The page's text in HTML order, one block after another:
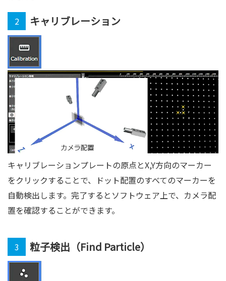
2 キャリブレーション
キャリブレーションプレートの原点とX,Y方向のマーカー
をクリックすることで、ドット配置のすべてのマーカーを
自動検出します。完了するとソフトウェア上で、カメラ配
置を確認することができます。
3 粒子検出（Find Particle）